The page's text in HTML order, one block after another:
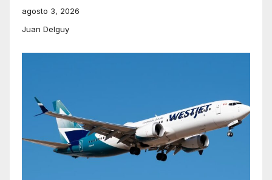
agosto 3, 2026
Juan Delguy